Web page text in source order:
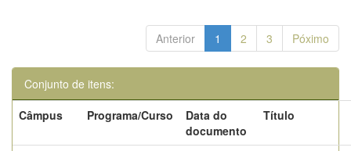
Anterior 1 2 3 Póximo
Conjunto de itens:
Câmpus
Programa/Curso
Data do
documento
Título